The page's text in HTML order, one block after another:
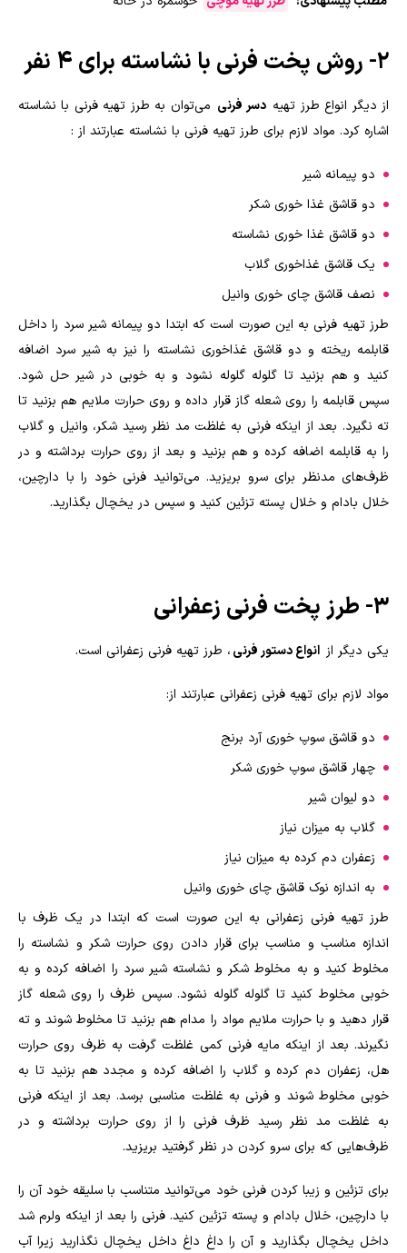
۲- روش پخت فرنی با نشاسته برای ۴ نفر
از دیگر انواع طرز تهیه دسر فرنی می‌توان به طرز تهیه فرنی با نشاسته
اشاره کرد‌. مواد لازم برای طرز تهیه فرنی با نشاسته عبارتند از :
دو پیمانه شیر
دو قاشق غذا خوری شکر
دو قاشق غذا خوری نشاسته
یک قاشق غذاخوری گلاب
نصف قاشق چای خوری وانیل
طرز تهیه فرنی به این صورت است که ابتدا دو پیمانه شیر سرد را داخل
قابلمه ریخته و دو قاشق غذاخوری نشاسته را نیز به شیر سرد اضافه
کنید و هم بزنید تا گلوله گلوله نشود و به خوبی در شیر حل شود.
سپس قابلمه را روی شعله گاز قرار داده و روی حرارت ملایم هم بزنید تا
ته نگیرد. بعد از اینکه فرنی به غلظت مد نظر رسید شکر، وانیل و گلاب
را به قابلمه اضافه کرده و هم بزنید و بعد از روی حرارت برداشته و در
ظرف‌های مدنظر برای سرو بریزید. می‌توانید فرنی خود را با دارچین،
خلال بادام و خلال پسته تزئین کنید و سپس در یخچال بگذارید.
۳- طرز پخت فرنی زعفرانی
یکی دیگر از انواع دستور فرنی، طرز تهیه فرنی زعفرانی است.
مواد لازم برای تهیه فرنی زعفرانی عبارتند از:
دو قاشق سوپ خوری آرد برنج
چهار قاشق سوپ خوری شکر
دو لیوان شیر
گلاب به میزان نیاز
زعفران دم کرده به میزان نیاز
به اندازه نوک قاشق چای خوری وانیل
طرز تهیه فرنی زعفرانی به این صورت است که ابتدا در یک ظرف با
اندازه مناسب و مناسب برای قرار دادن روی حرارت شکر و نشاسته را
مخلوط کنید و به مخلوط شکر و نشاسته شیر سرد را اضافه کرده و به
خوبی مخلوط کنید تا گلوله گلوله نشود. سپس ظرف را روی شعله گاز
قرار دهید و با حرارت ملایم مواد را مدام هم بزنید تا مخلوط شوند و ته
نگیرند. بعد از اینکه مایه فرنی کمی غلظت گرفت به ظرف روی حرارت
هل، زعفران دم کرده و گلاب را اضافه کرده و مجدد هم بزنید تا به
خوبی مخلوط شوند و فرنی به غلظت مناسبی برسد. بعد از اینکه فرنی
به غلظت مد نظر رسید ظرف فرنی را از روی حرارت برداشته و در
ظرف‌هایی که برای سرو کردن در نظر گرفتید بریزید.
برای تزئین و زیبا کردن فرنی خود می‌توانید متناسب با سلیقه خود آن را
با دارچین، خلال بادام و پسته تزئین کنید. فرنی را بعد از اینکه ولرم شد
داخل یخچال بگذارید و آن را داغ داغ داخل یخچال نگذارید زیرا آب